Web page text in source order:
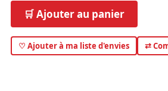
🛒 Ajouter au panier
♡ Ajouter à ma liste d'envies ⇄